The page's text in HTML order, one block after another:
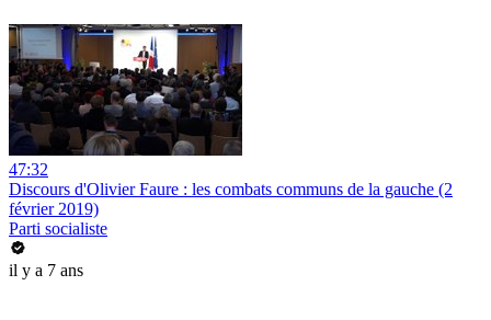
47:32
Discours d'Olivier Faure : les combats communs de la gauche (2
février 2019)
Parti socialiste
il y a 7 ans